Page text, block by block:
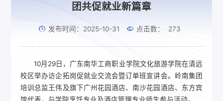
团共促就业新篇章
发布时间：2025-10-31 点击数： 273
10月29日，广东南华工商职业学院文化旅游学院在清远
校区举办访企拓岗促就业交流会暨订单班宣讲会。岭南集团
培训总监王伟及旗下广州花园酒店、南沙花园酒店、东方宾